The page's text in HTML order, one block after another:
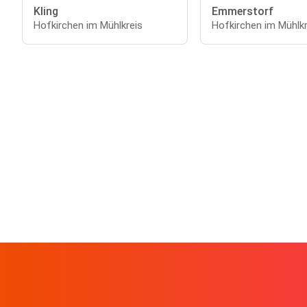
Kling
Hofkirchen im Mühlkreis
Emmerstorf
Hofkirchen im